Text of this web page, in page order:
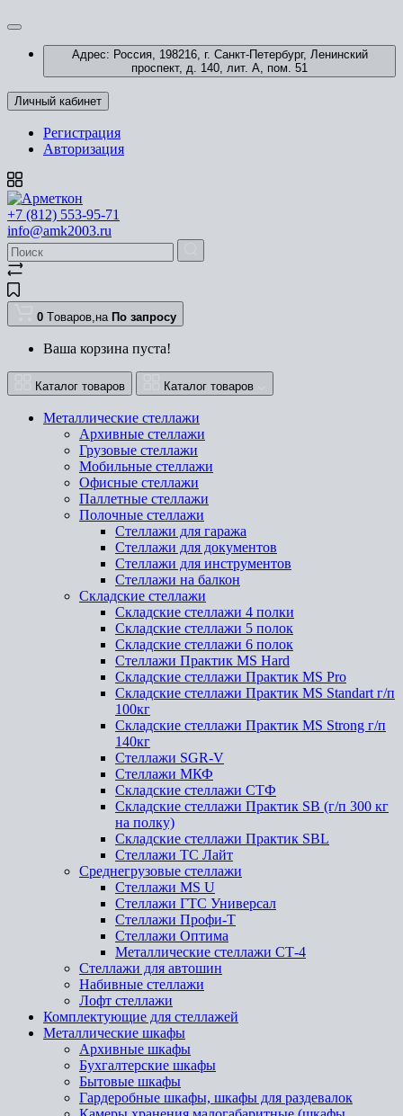
Адрес: Россия, 198216, г. Санкт-Петербург, Ленинский
проспект, д. 140, лит. А, пом. 51
Личный кабинет
Регистрация
Авторизация
+7 (812) 553-95-71
info@amk2003.ru
0 Tоваров,на По запросу
Ваша корзина пуста!
Каталог товаров Каталог товаров
Металлические стеллажи
Архивные стеллажи
Грузовые стеллажи
Мобильные стеллажи
Офисные стеллажи
Паллетные стеллажи
Полочные стеллажи
Стеллажи для гаража
Стеллажи для документов
Стеллажи для инструментов
Стеллажи на балкон
Складские стеллажи
Складские стеллажи 4 полки
Складские стеллажи 5 полок
Складские стеллажи 6 полок
Стеллажи Практик MS Hard
Складские стеллажи Практик MS Pro
Складские стеллажи Практик MS Standart г/п
100кг
Складские стеллажи Практик MS Strong г/п
140кг
Стеллажи SGR-V
Стеллажи МКФ
Складские стеллажи СТФ
Складские стеллажи Практик SB (г/п 300 кг
на полку)
Складские стеллажи Практик SBL
Стеллажи ТС Лайт
Среднегрузовые стеллажи
Стеллажи MS U
Стеллажи ГТС Универсал
Стеллажи Профи-Т
Стеллажи Оптима
Металлические стеллажи СТ-4
Стеллажи для автошин
Набивные стеллажи
Лофт стеллажи
Комплектующие для стеллажей
Металлические шкафы
Архивные шкафы
Бухгалтерские шкафы
Бытовые шкафы
Гардеробные шкафы, шкафы для раздевалок